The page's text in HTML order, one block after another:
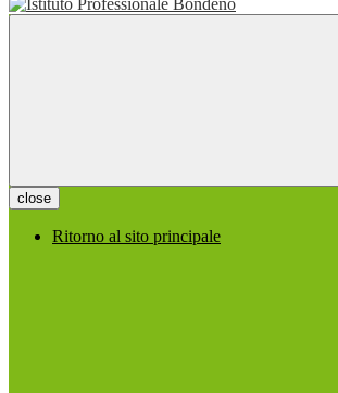
close
Ritorno al sito principale